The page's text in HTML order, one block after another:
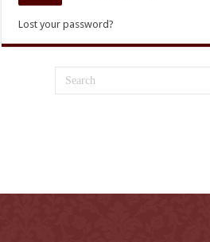
Lost your password?